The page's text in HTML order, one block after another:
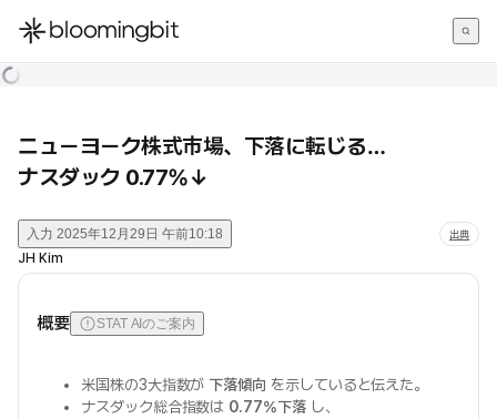
한국어
ニューヨーク株式市場、下落に転じる…
ナスダック 0.77%↓
入力 2025年12月29日 午前10:18 出典
JH Kim
概要 STAT AIのご案内
米国株の3大指数が 下落傾向 を示していると伝えた。
ナスダック総合指数は 0.77%下落し、